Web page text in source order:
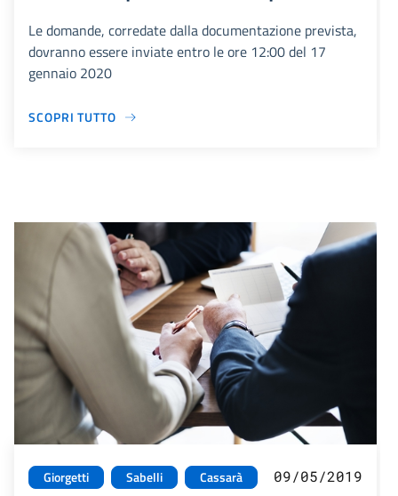
Le domande, corredate dalla documentazione prevista,
dovranno essere inviate entro le ore 12:00 del 17
gennaio 2020
SCOPRI TUTTO
Giorgetti Sabelli Cassarà 09/05/2019